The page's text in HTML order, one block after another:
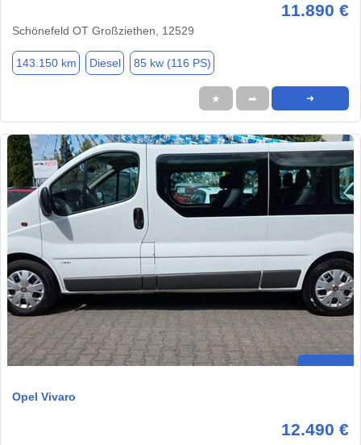
11.890 €
Schönefeld OT Großziethen, 12529
143.150 km Diesel 85 kw (116 PS)
★ ➦ ➜
Opel Vivaro
12.490 €